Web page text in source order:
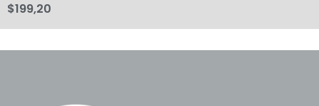
$199,20